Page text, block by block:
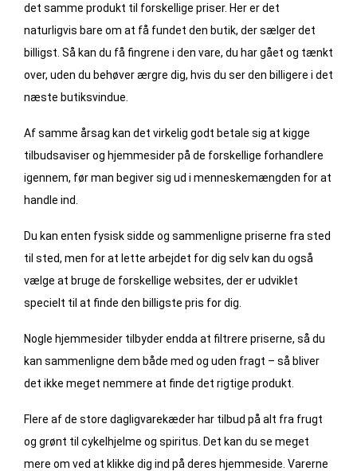
det samme produkt til forskellige priser. Her er det
naturligvis bare om at få fundet den butik, der sælger det
billigst. Så kan du få fingrene i den vare, du har gået og tænkt
over, uden du behøver ærgre dig, hvis du ser den billigere i det
næste butiksvindue.
Af samme årsag kan det virkelig godt betale sig at kigge
tilbudsaviser og hjemmesider på de forskellige forhandlere
igennem, før man begiver sig ud i menneskemængden for at
handle ind.
Du kan enten fysisk sidde og sammenligne priserne fra sted
til sted, men for at lette arbejdet for dig selv kan du også
vælge at bruge de forskellige websites, der er udviklet
specielt til at finde den billigste pris for dig.
Nogle hjemmesider tilbyder endda at filtrere priserne, så du
kan sammenligne dem både med og uden fragt – så bliver
det ikke meget nemmere at finde det rigtige produkt.
Flere af de store dagligvarekæder har tilbud på alt fra frugt
og grønt til cykelhjelme og spiritus. Det kan du se meget
mere om ved at klikke dig ind på deres hjemmeside. Varerne